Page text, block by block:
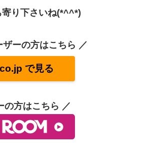
寄り下さいね(*^^*)
ーの方はこちら ／
で見る
の方はこちら ／